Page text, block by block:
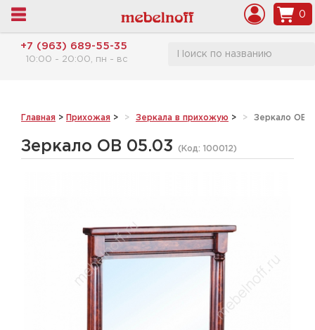
0
+7 (963) 689-55-35
10:00 - 20:00, пн - вс
Главная > Прихожая > Зеркала в прихожую > Зеркало ОВ
Зеркало ОВ 05.03 (Код: 100012)